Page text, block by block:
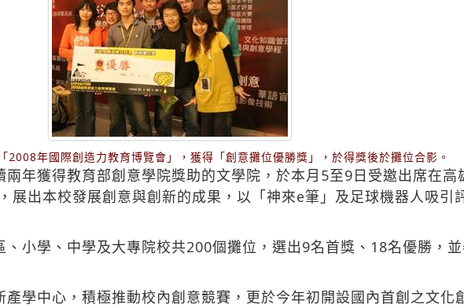
2008年國際創造力教育博覽會」，獲得「創意攤位優勝獎」，於得獎後於攤位合影。
兩年獲得教育部創意學院獎助的文學院，於本月5至9日受邀出席在高
展出本校發展創意與創新的成果，以「神來e筆」及足球機器人吸引
小學、中學及大專院校共200個攤位，選出9名首獎、18名優勝，
學中心，積極推動校內創意競賽，更於今年初開設國內首創之文化